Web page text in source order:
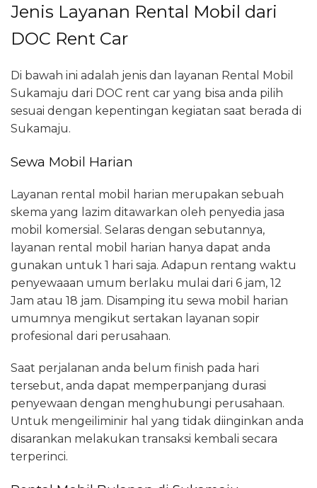
Jenis Layanan Rental Mobil dari
DOC Rent Car
Di bawah ini adalah jenis dan layanan Rental Mobil
Sukamaju dari DOC rent car yang bisa anda pilih
sesuai dengan kepentingan kegiatan saat berada di
Sukamaju.
Sewa Mobil Harian
Layanan rental mobil harian merupakan sebuah
skema yang lazim ditawarkan oleh penyedia jasa
mobil komersial. Selaras dengan sebutannya,
layanan rental mobil harian hanya dapat anda
gunakan untuk 1 hari saja. Adapun rentang waktu
penyewaaan umum berlaku mulai dari 6 jam, 12
Jam atau 18 jam. Disamping itu sewa mobil harian
umumnya mengikut sertakan layanan sopir
profesional dari perusahaan.
Saat perjalanan anda belum finish pada hari
tersebut, anda dapat memperpanjang durasi
penyewaan dengan menghubungi perusahaan.
Untuk mengeiliminir hal yang tidak diinginkan anda
disarankan melakukan transaksi kembali secara
terperinci.